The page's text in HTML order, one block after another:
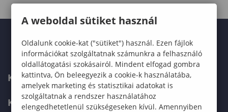
KARUNK
KÉPZÉSEK
A weboldal sütiket használ
Oldalunk cookie-kat ("sütiket") használ. Ezen fájlok
információkat szolgáltatnak számunkra a felhasználó
oldallátogatási szokásairól. Mindent elfogad gombra
kattintva, Ön beleegyezik a cookie-k használatába,
amelyek marketing és statisztikai adatokat is
szolgáltatnak a rendszer használatához
elengedhetetlenül szükségeseken kívül. Amennyiben